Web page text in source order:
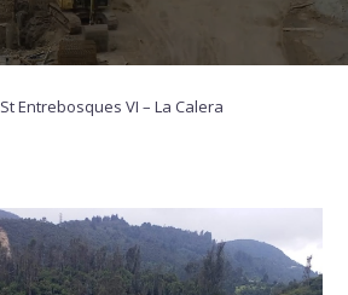
St Entrebosques VI – La Calera